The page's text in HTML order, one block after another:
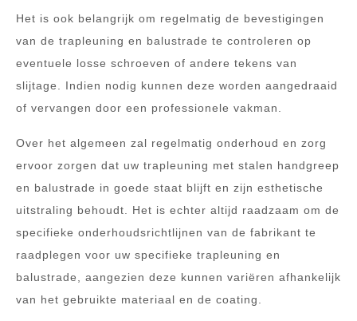
Het is ook belangrijk om regelmatig de bevestigingen
van de trapleuning en balustrade te controleren op
eventuele losse schroeven of andere tekens van
slijtage. Indien nodig kunnen deze worden aangedraaid
of vervangen door een professionele vakman.
Over het algemeen zal regelmatig onderhoud en zorg
ervoor zorgen dat uw trapleuning met stalen handgreep
en balustrade in goede staat blijft en zijn esthetische
uitstraling behoudt. Het is echter altijd raadzaam om de
specifieke onderhoudsrichtlijnen van de fabrikant te
raadplegen voor uw specifieke trapleuning en
balustrade, aangezien deze kunnen variëren afhankelijk
van het gebruikte materiaal en de coating.